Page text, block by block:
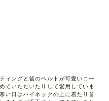
ィングと後のベルトが可愛いコー
ていただいたりして愛用していま
い日はハイネックの上に着たり首